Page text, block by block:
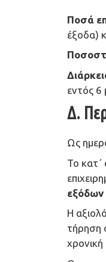
Ποσά
έξοδα)
εντός 6
Δ.
Ως
Το κατ΄
Η
τήρηση